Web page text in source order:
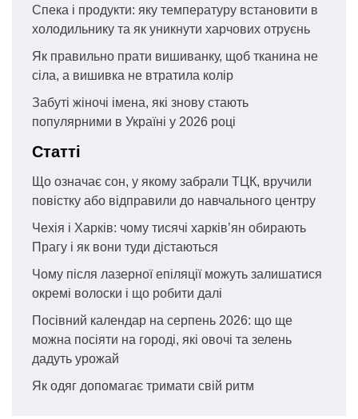
Спека і продукти: яку температуру встановити в
холодильнику та як уникнути харчових отруєнь
Як правильно прати вишиванку, щоб тканина не
сіла, а вишивка не втратила колір
Забуті жіночі імена, які знову стають
популярними в Україні у 2026 році
Статті
Що означає сон, у якому забрали ТЦК, вручили
повістку або відправили до навчального центру
Чехія і Харків: чому тисячі харків’ян обирають
Прагу і як вони туди дістаються
Чому після лазерної епіляції можуть залишатися
окремі волоски і що робити далі
Посівний календар на серпень 2026: що ще
можна посіяти на городі, які овочі та зелень
дадуть урожай
Як одяг допомагає тримати свій ритм